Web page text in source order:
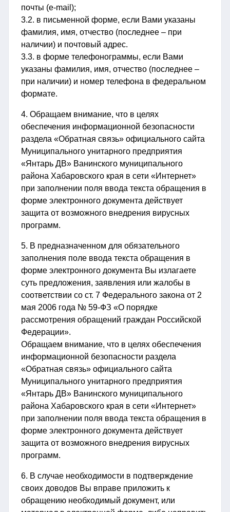
почты (e-mail);
3.2. в письменной форме, если Вами указаны
фамилия, имя, отчество (последнее – при
наличии) и почтовый адрес.
3.3. в форме телефонограммы, если Вами
указаны фамилия, имя, отчество (последнее –
при наличии) и номер телефона в федеральном
формате.
4. Обращаем внимание, что в целях
обеспечения информационной безопасности
раздела «Обратная связь» официального сайта
Муниципального унитарного предприятия
«Янтарь ДВ» Ванинского муниципального
района Хабаровского края в сети «Интернет»
при заполнении поля ввода текста обращения в
форме электронного документа действует
защита от возможного внедрения вирусных
программ.
5. В предназначенном для обязательного
заполнения поле ввода текста обращения в
форме электронного документа Вы излагаете
суть предложения, заявления или жалобы в
соответствии со ст. 7 Федерального закона от 2
мая 2006 года № 59-ФЗ «О порядке
рассмотрения обращений граждан Российской
Федерации».
Обращаем внимание, что в целях обеспечения
информационной безопасности раздела
«Обратная связь» официального сайта
Муниципального унитарного предприятия
«Янтарь ДВ» Ванинского муниципального
района Хабаровского края в сети «Интернет»
при заполнении поля ввода текста обращения в
форме электронного документа действует
защита от возможного внедрения вирусных
программ.
6. В случае необходимости в подтверждение
своих доводов Вы вправе приложить к
обращению необходимый документ, или